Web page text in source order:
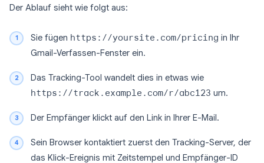
Der Ablauf sieht wie folgt aus:
Sie fügen https://yoursite.com/pricing in Ihr
Gmail-Verfassen-Fenster ein.
Das Tracking-Tool wandelt dies in etwas wie
https://track.example.com/r/abc123 um.
Der Empfänger klickt auf den Link in Ihrer E-Mail.
Sein Browser kontaktiert zuerst den Tracking-Server, der
das Klick-Ereignis mit Zeitstempel und Empfänger-ID